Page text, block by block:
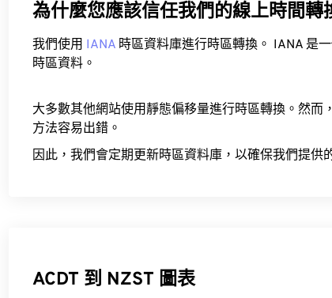
為什麼您應該信任我們的線上時間轉
我們使用 IANA 時區資料庫進行時區轉換。 IANA 是
時區資料。
大多數其他網站使用靜態偏移量進行時區轉換。然而
方法容易出錯。
因此，我們會定期更新時區資料庫，以確保我們提供
ACDT 到 NZST 圖表